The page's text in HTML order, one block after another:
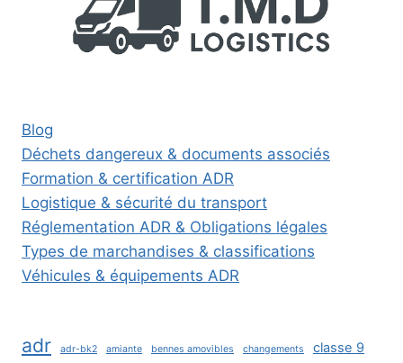
Blog
Déchets dangereux & documents associés
Formation & certification ADR
Logistique & sécurité du transport
Réglementation ADR & Obligations légales
Types de marchandises & classifications
Véhicules & équipements ADR
adr adr-bk2 amiante bennes amovibles changements
classe 9